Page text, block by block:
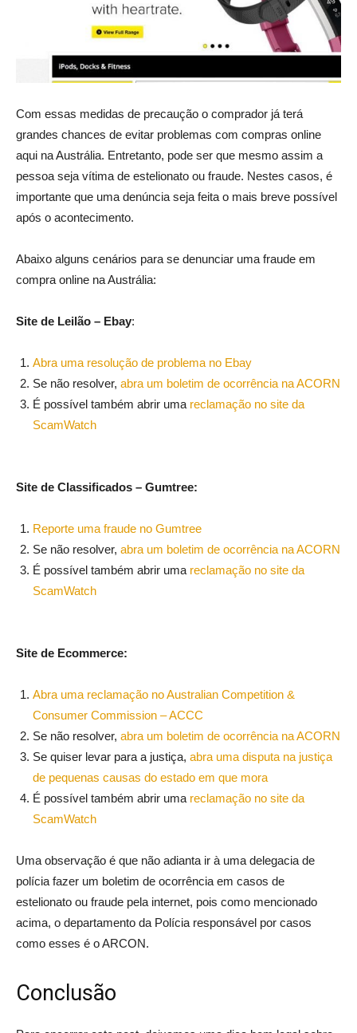
Com essas medidas de precaução o comprador já terá
grandes chances de evitar problemas com compras online
aqui na Austrália. Entretanto, pode ser que mesmo assim a
pessoa seja vítima de estelionato ou fraude. Nestes casos, é
importante que uma denúncia seja feita o mais breve possível
após o acontecimento.
Abaixo alguns cenários para se denunciar uma fraude em
compra online na Austrália:
Site de Leilão – Ebay:
Abra uma resolução de problema no Ebay
Se não resolver, abra um boletim de ocorrência na ACORN
É possível também abrir uma reclamação no site da
ScamWatch
Site de Classificados – Gumtree:
Reporte uma fraude no Gumtree
Se não resolver, abra um boletim de ocorrência na ACORN
É possível também abrir uma reclamação no site da
ScamWatch
Site de Ecommerce:
Abra uma reclamação no Australian Competition &
Consumer Commission – ACCC
Se não resolver, abra um boletim de ocorrência na ACORN
Se quiser levar para a justiça, abra uma disputa na justiça
de pequenas causas do estado em que mora
É possível também abrir uma reclamação no site da
ScamWatch
Uma observação é que não adianta ir à uma delegacia de
polícia fazer um boletim de ocorrência em casos de
estelionato ou fraude pela internet, pois como mencionado
acima, o departamento da Polícia responsável por casos
como esses é o ARCON.
Conclusão